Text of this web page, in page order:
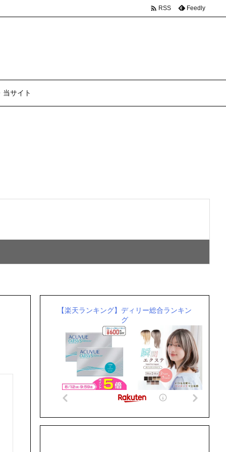
サイト
 RSS Feedly
【楽天ランキング】ディリー総合ランキン
グ